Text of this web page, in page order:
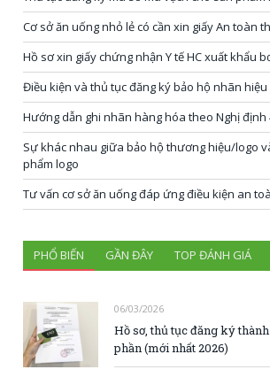
Cơ sở ăn uống nhỏ lẻ có cần xin giấy An toàn
Hồ sơ xin giấy chứng nhận Y tế HC xuất khẩu
Điều kiện và thủ tục đăng ký bảo hộ nhãn hiệu
Hướng dẫn ghi nhãn hàng hóa theo Nghị định
Sự khác nhau giữa bảo hộ thương hiệu/logo
phẩm logo
Tư vấn cơ sở ăn uống đáp ứng điều kiện an
PHỔ BIẾN GẦN ĐÂY TOP ĐÁNH GIÁ
06/03/2026
Hồ sơ, thủ tục đăng ký
phần (mới nhất 2026)